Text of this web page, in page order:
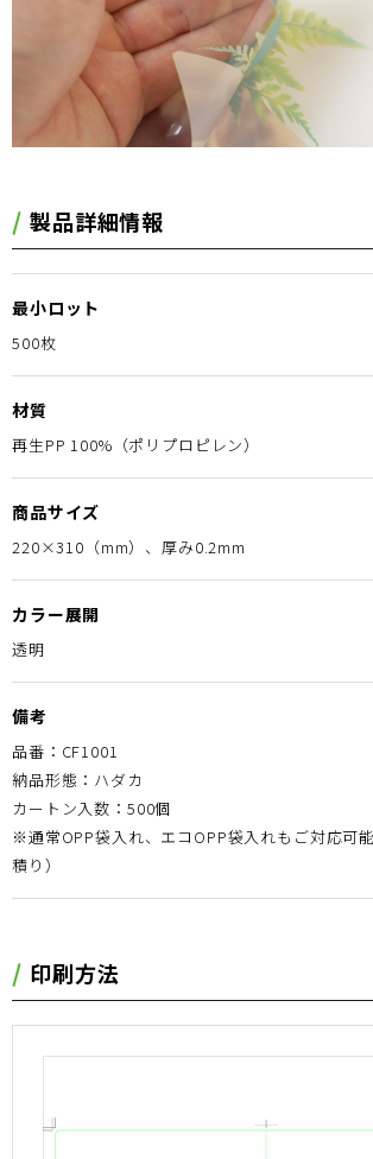
製品詳細情報
最小ロット
500枚
材質
再生PP 100%（ポリプロピレン）
商品サイズ
220×310（mm）、厚み0.2mm
カラー展開
透明
備考
品番：CF1001
納品形態：ハダカ
カートン入数：500個
※通常OPP袋入れ、エコOPP袋入れもご対応可
積り）
印刷方法